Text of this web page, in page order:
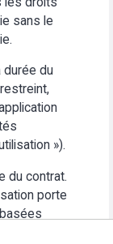
sans le
durée du
»).
du contrat.
porte